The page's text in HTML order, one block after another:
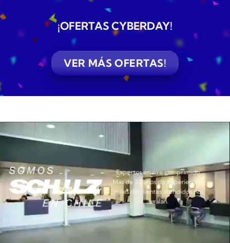
¡OFERTAS CYBERDAY!
VER MÁS OFERTAS!
Expertos en aire comprimido.
Más de 30 años de experiencia y
miles de clientes atendidos nos
avalan.